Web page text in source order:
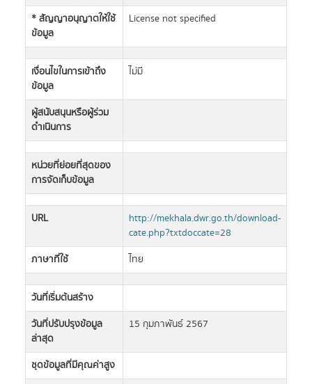
* สัญญาอนุญาตให้ใช้
ข้อมูล
License not specified
เงื่อนไขในการเข้าถึง
ข้อมูล
ไม่มี
ผู้สนับสนุนหรือผู้ร่วม
ดำเนินการ
หน่วยที่ย่อยที่สุดของ
การจัดเก็บข้อมูล
URL
http://mekhala.dwr.go.th/download-
cate.php?txtdoccate=28
ภาษาที่ใช้
ไทย
วันที่เริ่มต้นสร้าง
วันที่ปรับปรุงข้อมูล
ล่าสุด
15 กุมภาพันธ์ 2567
ชุดข้อมูลที่มีคุณค่าสูง